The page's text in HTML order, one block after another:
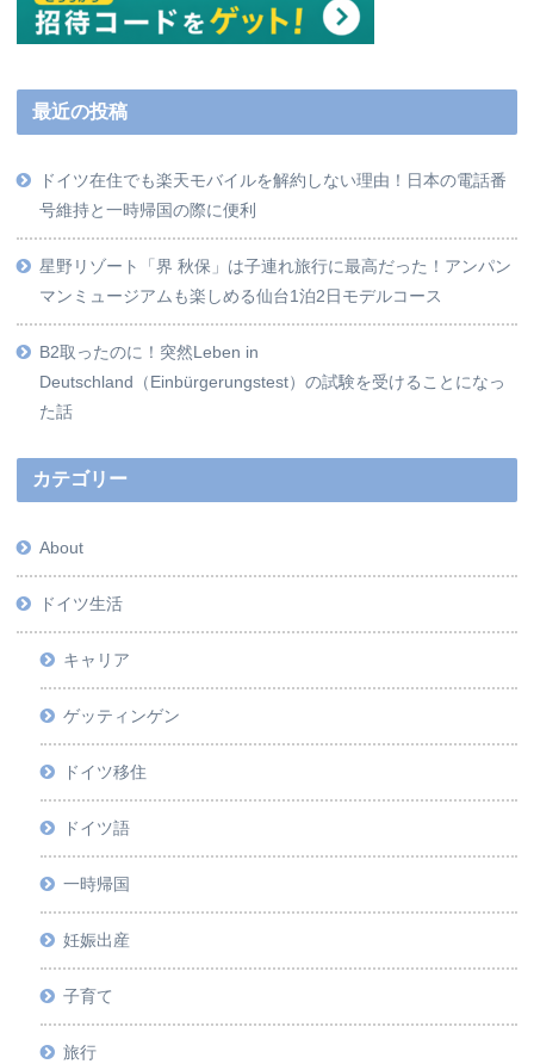
最近の投稿
ドイツ在住でも楽天モバイルを解約しない理由！日本の電話番
号維持と一時帰国の際に便利
星野リゾート「界 秋保」は子連れ旅行に最高だった！アンパン
マンミュージアムも楽しめる仙台1泊2日モデルコース
B2取ったのに！突然Leben in
Deutschland（Einbürgerungstest）の試験を受けることになっ
た話
カテゴリー
About
ドイツ生活
キャリア
ゲッティンゲン
ドイツ移住
ドイツ語
一時帰国
妊娠出産
子育て
旅行